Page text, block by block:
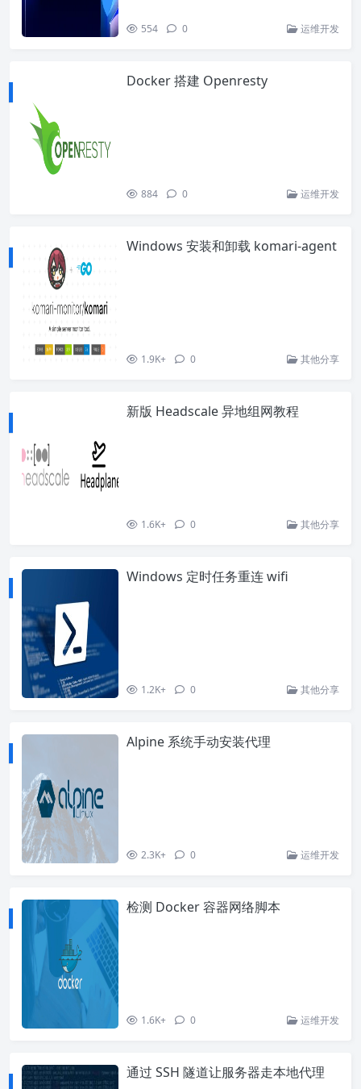
554 0 运维开发
Docker 搭建 Openresty
884 0 运维开发
Windows 安装和卸载 komari-agent
1.9K+ 0 其他分享
新版 Headscale 异地组网教程
1.6K+ 0 其他分享
Windows 定时任务重连 wifi
1.2K+ 0 其他分享
Alpine 系统手动安装代理
2.3K+ 0 运维开发
检测 Docker 容器网络脚本
1.6K+ 0 运维开发
通过 SSH 隧道让服务器走本地代理